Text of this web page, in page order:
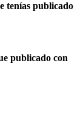
tenías publicado
publicado con